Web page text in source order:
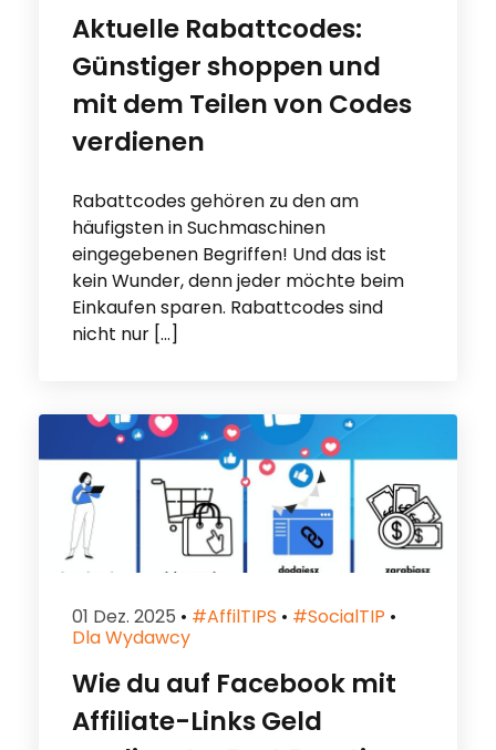
Aktuelle Rabattcodes:
Günstiger shoppen und
mit dem Teilen von Codes
verdienen
Rabattcodes gehören zu den am
häufigsten in Suchmaschinen
eingegebenen Begriffen! Und das ist
kein Wunder, denn jeder möchte beim
Einkaufen sparen. Rabattcodes sind
nicht nur […]
01 Dez. 2025 • #affilTIPS • #socialTIP •
Dla Wydawcy
Wie du auf Facebook mit
Affiliate-Links Geld